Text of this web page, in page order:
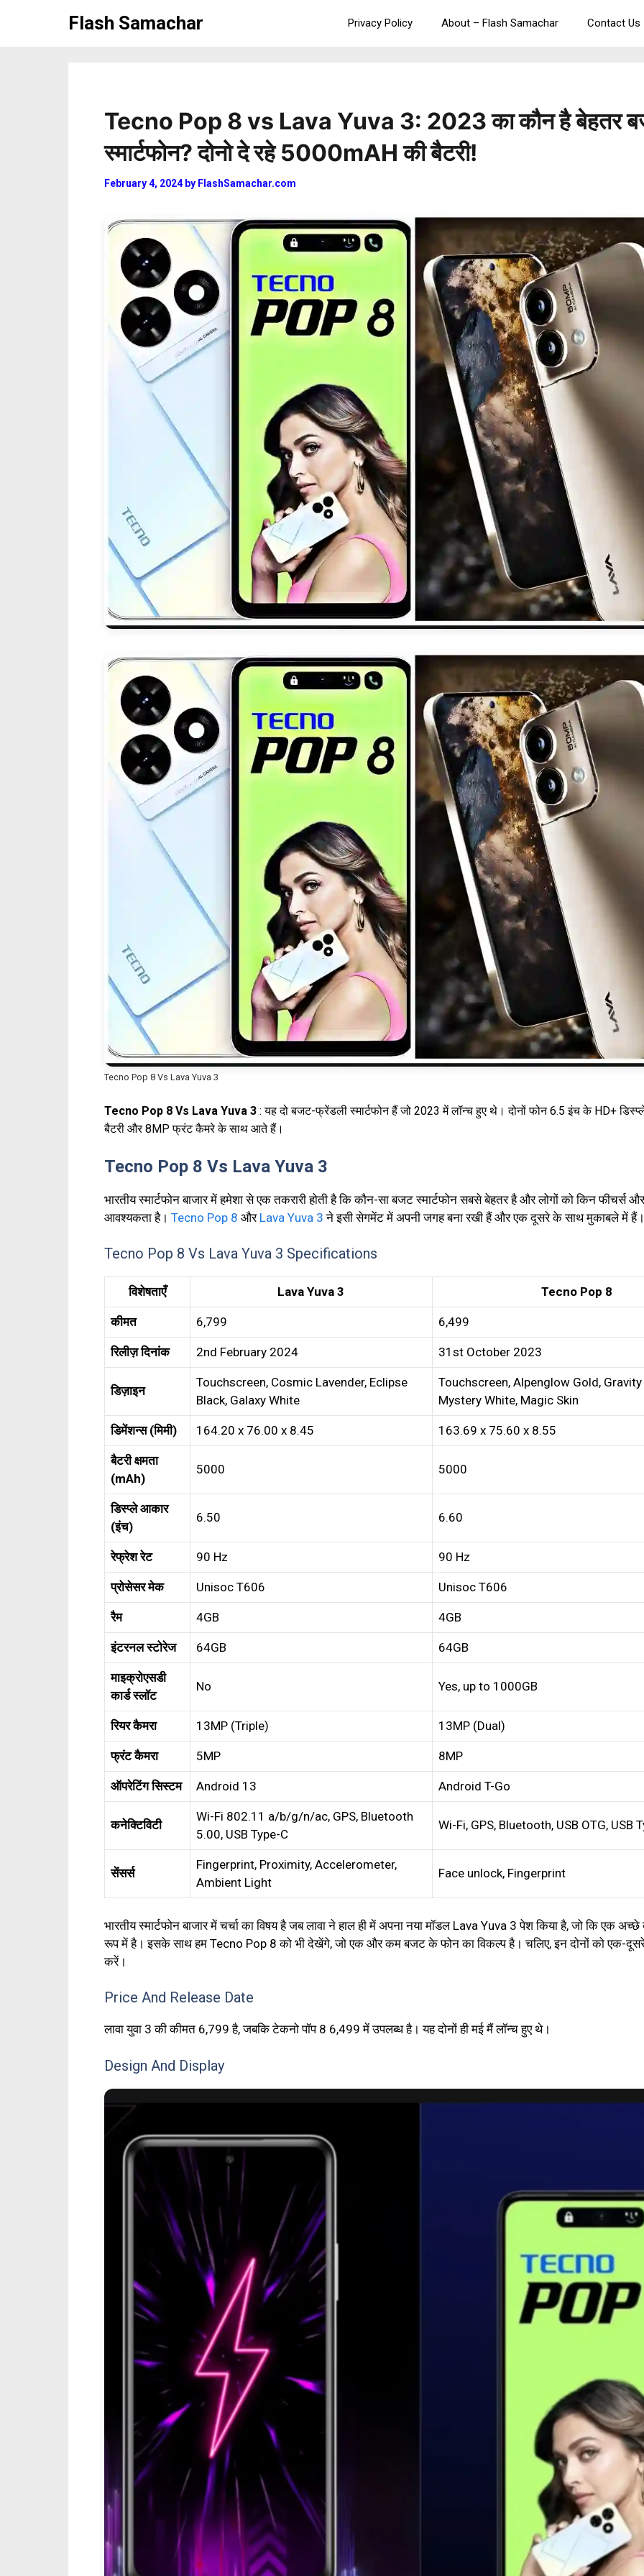
Flash Samachar Privacy Policy About – Flash Samachar Contact Us
Tecno Pop 8 vs Lava Yuva 3: 2023 का कौन है बेहतर
स्मार्टफोन? दोनो दे रहे 5000mAH की बैटरी!
February 4, 2024 by FlashSamachar.com
Tecno Pop 8 Vs Lava Yuva 3
Tecno Pop 8 Vs Lava Yuva 3: यह दो बजट-फ्रेंडली स्मार्टफोन हैं जो 2023 में लॉन्च हुए थे। दोनों फोन 6.5 इंच के HD+
बैटरी और 8MP फ्रंट कैमरे के साथ आते हैं।
Tecno Pop 8 Vs Lava Yuva 3
भारतीय स्मार्टफोन बाजार में हमेशा से एक तकरारी होती है कि कौन-सा बजट स्मार्टफोन सबसे बेहतर है और लोगों को किन फीचर्स
आवश्यकता है। Tecno Pop 8 और Lava Yuva 3 ने इसी सेगमेंट में अपनी जगह बना रखी हैं और एक दूसरे के साथ मुकाबले में हैं।
Tecno Pop 8 Vs Lava Yuva 3 Specifications
विशेषताएँ Lava Yuva 3 Tecno Pop 8
कीमत ₹6,799 ₹6,499
रिलीज़ दिनांक 2nd February 2024 31st October 2023
डिज़ाइन
Touchscreen, Cosmic Lavender, Eclipse
Black, Galaxy White
Touchscreen, Alpenglow Gold, Gravity
Mystery White, Magic Skin
डिमेंशन्स (मिमी) 164.20 x 76.00 x 8.45 163.69 x 75.60 x 8.55
बैटरी क्षमता
(mAh)
5000 5000
डिस्प्ले आकार
(इंच)
6.50 6.60
रेफ्रेश रेट 90 Hz 90 Hz
प्रोसेसर मेक Unisoc T606 Unisoc T606
रैम 4GB 4GB
इंटरनल स्टोरेज 64GB 64GB
माइक्रोएसडी
कार्ड स्लॉट
No Yes, up to 1000GB
रियर कैमरा 13MP (Triple) 13MP (Dual)
फ्रंट कैमरा 5MP 8MP
ऑपरेटिंग सिस्टम Android 13 Android T-Go
कनेक्टिविटी
Wi-Fi 802.11 a/b/g/n/ac, GPS, Bluetooth
5.00, USB Type-C
Wi-Fi, GPS, Bluetooth, USB OTG, USB
सेंसर्स
Fingerprint, Proximity, Accelerometer,
Ambient Light
Face unlock, Fingerprint
भारतीय स्मार्टफोन बाजार में चर्चा का विषय है जब लावा ने हाल ही में अपना नया मॉडल Lava Yuva 3 पेश किया है, जो कि एक
रूप में है। इसके साथ हम Tecno Pop 8 को भी देखेंगे, जो एक और कम बजट के फोन का विकल्प है। चलिए, इन दोनों को एक-
करें।
Price And Release Date
लावा युवा 3 की कीमत ₹6,799 है, जबकि टेकनो पॉप 8 ₹6,499 में उपलब्ध है। यह दोनों ही मई मैं लॉन्च हुए थे।
Design And Display